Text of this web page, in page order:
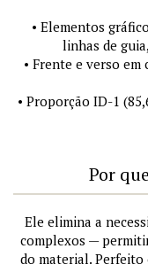
• Elementos
linhas de
• Frente e verso em
• Proporção ID-1
Por
Ele elimina a
complexos —
do material. Perfeito